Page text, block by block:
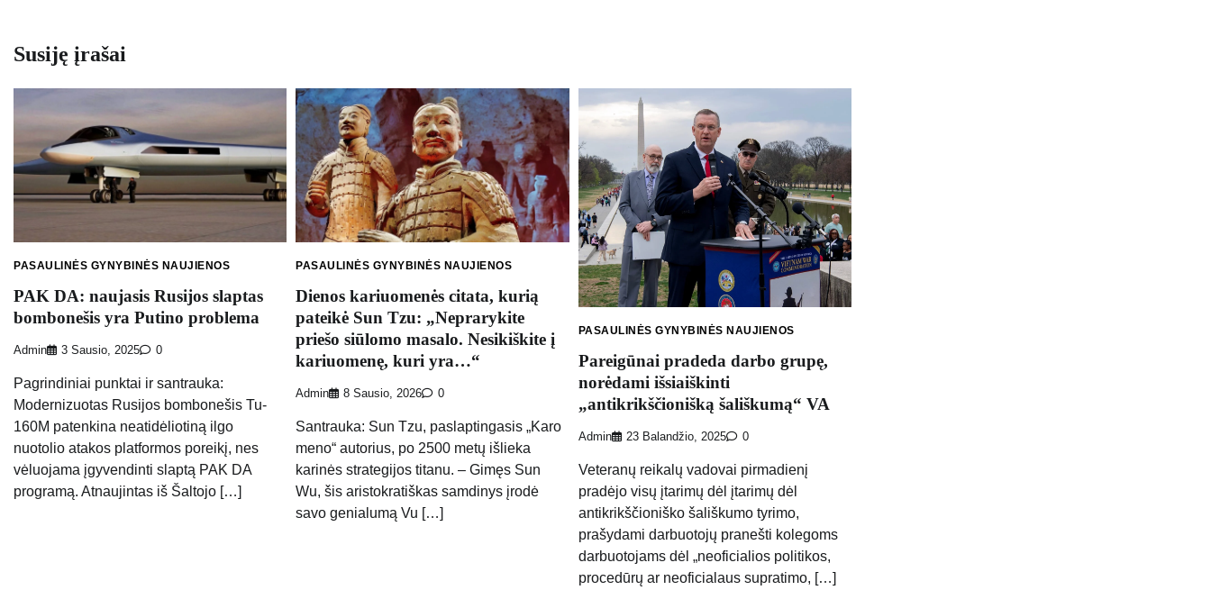
Susiję įrašai
PASAULINĖS GYNYBINĖS NAUJIENOS
PAK DA: naujasis Rusijos slaptas
bombonešis yra Putino problema
Admin 3 Sausio, 2025 0
Pagrindiniai punktai ir santrauka:
Modernizuotas Rusijos bombonešis Tu-
160M ​​patenkina neatidėliotiną ilgo
nuotolio atakos platformos poreikį, nes
vėluojama įgyvendinti slaptą PAK DA
programą. Atnaujintas iš Šaltojo […]
PASAULINĖS GYNYBINĖS NAUJIENOS
Dienos kariuomenės citata, kurią
pateikė Sun Tzu: „Neprarykite
priešo siūlomo masalo. Nesikiškite į
kariuomenę, kuri yra…“
Admin 8 Sausio, 2026 0
Santrauka: Sun Tzu, paslaptingasis „Karo
meno“ autorius, po 2500 metų išlieka
karinės strategijos titanu. – Gimęs Sun
Wu, šis aristokratiškas samdinys įrodė
savo genialumą Vu […]
PASAULINĖS GYNYBINĖS NAUJIENOS
Pareigūnai pradeda darbo grupę,
norėdami išsiaiškinti
„antikrikščionišką šališkumą“ VA
Admin 23 Balandžio, 2025 0
Veteranų reikalų vadovai pirmadienį
pradėjo visų įtarimų dėl įtarimų dėl
antikrikščioniško šališkumo tyrimo,
prašydami darbuotojų pranešti kolegoms
darbuotojams dėl „neoficialios politikos,
procedūrų ar neoficialaus supratimo, […]